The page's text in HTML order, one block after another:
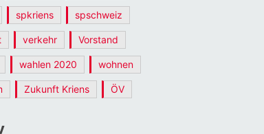
spkriens spschweiz
verkehr Vorstand
wahlen 2020 wohnen
Zukunft Kriens ÖV